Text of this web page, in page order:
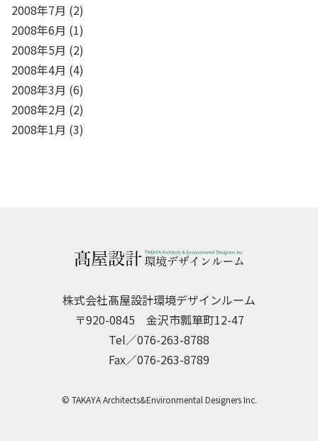
2008年7月 (2)
2008年6月 (1)
2008年5月 (2)
2008年4月 (4)
2008年3月 (6)
2008年2月 (2)
2008年1月 (3)
株式会社髙屋設計環境デザインルーム
〒920-0845 金沢市瓢箪町12-47
Tel／076-263-8788
Fax／076-263-8789
© TAKAYA Architects&Environmental Designers Inc.